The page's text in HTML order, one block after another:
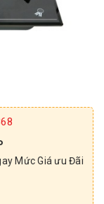
Mức Giá ưu Đãi